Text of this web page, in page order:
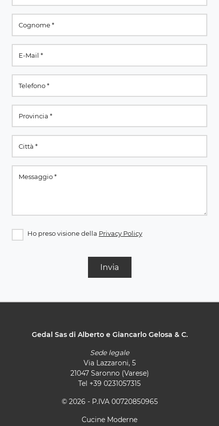
Ho preso visione della Privacy Policy
Invia
Gedal Sas di Alberto e Giancarlo Gelosa & C.
Sede legale
Via Lazzaroni, 5
21047 Saronno (Varese)
Tel +39 0231057315
© 2026 - P.IVA 00720850965
Cucine Moderne